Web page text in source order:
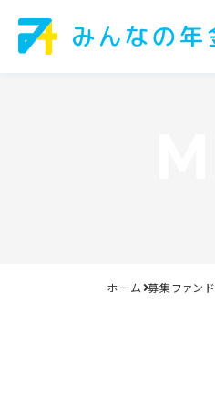
ホーム 募集ファンド